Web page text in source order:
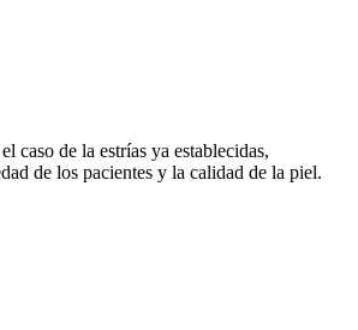
caso de la estrías ya establecidas,
de los pacientes y la calidad de la piel.